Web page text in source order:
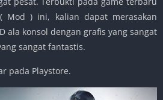
Mod ) ini, kalian dapat merasakan
ala konsol dengan grafis yang sangat
sangat fantastis.
pada Playstore.